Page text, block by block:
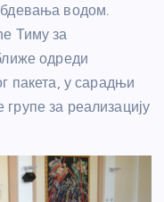
водом.
Тиму за
одреди
пакета, у сарадњи
за реализацију